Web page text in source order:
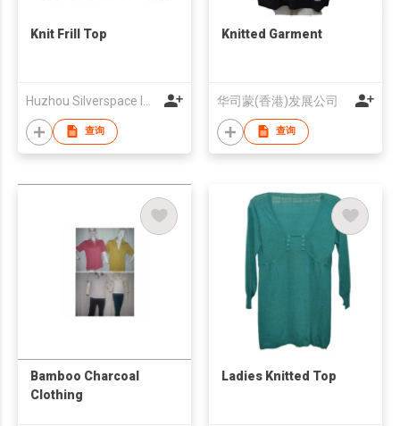
Knit Frill Top
查询
Knitted Garment
华司蒙(香港)发展公司
查询
Bamboo Charcoal
Clothing
Ladies Knitted Top